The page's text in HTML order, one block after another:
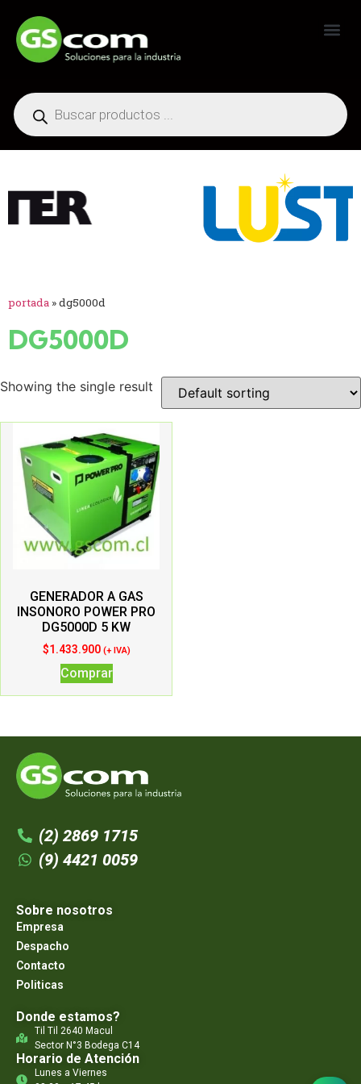
portada »dg5000d
DG5000D
Showing the single result
GENERADOR A GAS
INSONORO POWER PRO
DG5000D 5 KW
$1.433.900 (+ IVA)
Comprar
(2) 2869 1715
(9) 4421 0059
Sobre nosotros
Empresa
Despacho
Contacto
Politicas
Donde estamos?
Til Til 2640 Macul
Sector N°3 Bodega C14
Horario de Atención
Lunes a Viernes